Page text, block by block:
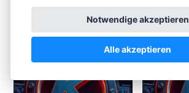
Ähnliche Artikel
Notwendige akzeptieren
Alle akzeptieren